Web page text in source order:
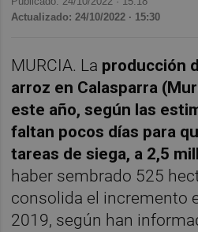
Actualizado: 24/10/2022 · 15:30
MURCIA. La producción
arroz en Calasparra
este año, según las
faltan pocos días para
tareas de siega, a 2,5
haber sembrado 525
consolida el incremento
2019, según han